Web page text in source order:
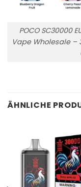
POCO SC30000
Vape Wholesale –
ÄHNLICHE